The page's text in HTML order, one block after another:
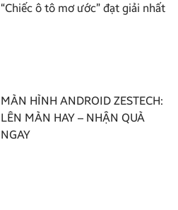
“Chiếc ô tô mơ ước” đạt giải nhất
MÀN HÌNH ANDROID ZESTECH:
LÊN MÀN HAY – NHẬN QUÀ
NGAY